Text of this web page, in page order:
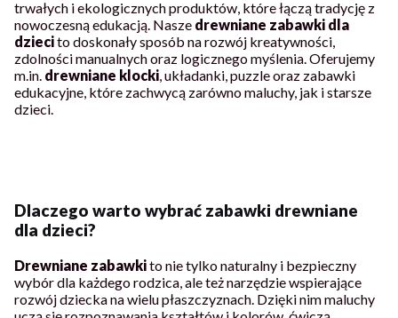
trwałych i ekologicznych produktów, które łączą tradycję z
nowoczesną edukacją. Nasze drewniane zabawki dla
dziecito doskonały sposób na rozwój kreatywności,
zdolności manualnych oraz logicznego myślenia. Oferujemy
m.in. drewniane klocki, układanki, puzzle oraz zabawki
edukacyjne, które zachwycą zarówno maluchy, jak i starsze
dzieci.
Dlaczego warto wybrać zabawki drewniane
dla dzieci?
Drewniane zabawkito nie tylko naturalny i bezpieczny
wybór dla każdego rodzica, ale też narzędzie wspierające
rozwój dziecka na wielu płaszczyznach. Dzięki nim maluchy